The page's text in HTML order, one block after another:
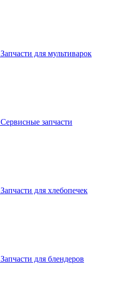
Запчасти для мультиварок
Сервисные запчасти
Запчасти для хлебопечек
Запчасти для блендеров